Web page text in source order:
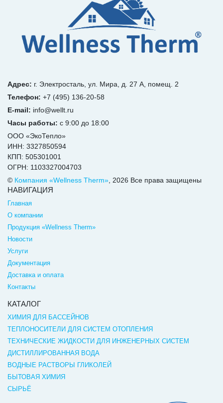
Адрес: г. Электросталь, ул. Мира, д. 27 А, помещ. 2
Телефон: +7 (495) 136-20-58
E-mail: info@wellt.ru
Часы работы: с 9:00 до 18:00
ООО «ЭкоТепло»
ИНН: 3327850594
КПП: 505301001
ОГРН: 1103327004703
© Компания «Wellness Therm» , 2026 Все права защищены
НАВИГАЦИЯ
Главная
О компании
Продукция «Wellness Therm»
Новости
Услуги
Документация
Доставка и оплата
Контакты
КАТАЛОГ
ХИМИЯ ДЛЯ БАССЕЙНОВ
ТЕПЛОНОСИТЕЛИ ДЛЯ СИСТЕМ ОТОПЛЕНИЯ
ТЕХНИЧЕСКИЕ ЖИДКОСТИ ДЛЯ ИНЖЕНЕРНЫХ СИСТЕМ
ДИСТИЛЛИРОВАННАЯ ВОДА
ВОДНЫЕ РАСТВОРЫ ГЛИКОЛЕЙ
БЫТОВАЯ ХИМИЯ
СЫРЬЁ